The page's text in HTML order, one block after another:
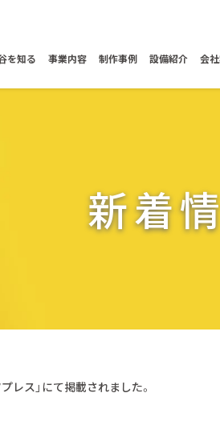
を知る 事業内容 制作事例 設備紹介 会
新着
レス」にて掲載されました。